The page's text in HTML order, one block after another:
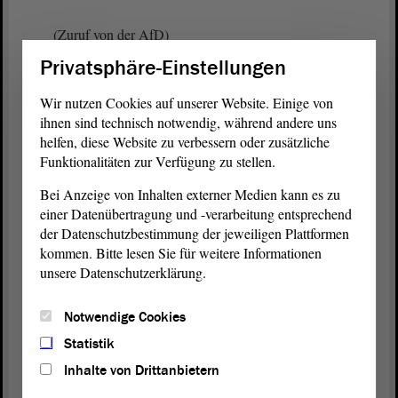
(Zuruf von der AfD)
Dahinter verbirgt sich das Motto „Systematische
Schwächung staatlicher Autorität“. Die AfD
behauptet, der Staat würde abzocken, wenn er
ahndet. Das ist eine gefährliche Anti-Staat-
Propaganda, die das Vertrauen in unsere
(Beifall bei der Linken - Unruhe bei der AfD)
Wir brauchen statt Populismus mehr Investitionen in
präventive Maßnahmen wie Verkehrserziehung und
(Zuruf von Frank Otto Lizureck, AfD)
Privatsphäre-Einstellungen
Wir nutzen Cookies auf unserer Website. Einige von
ihnen sind technisch notwendig, während andere uns
helfen, diese Website zu verbessern oder zusätzliche
Funktionalitäten zur Verfügung zu stellen.
Bei Anzeige von Inhalten externer Medien kann es zu
einer Datenübertragung und -verarbeitung entsprechend
der Datenschutzbestimmung der jeweiligen Plattformen
kommen. Bitte lesen Sie für weitere Informationen
unsere Datenschutzerklärung.
Notwendige Cookies
Statistik
Inhalte von Drittanbietern